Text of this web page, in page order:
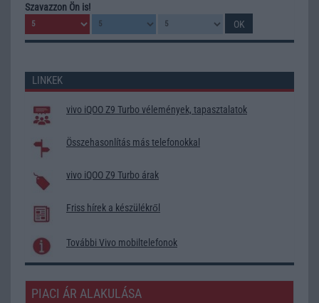
Szavazzon Ön is!
LINKEK
vivo iQOO Z9 Turbo vélemények, tapasztalatok
Összehasonlítás más telefonokkal
vivo iQOO Z9 Turbo árak
Friss hírek a készülékről
További Vivo mobiltelefonok
PIACI ÁR ALAKULÁSA